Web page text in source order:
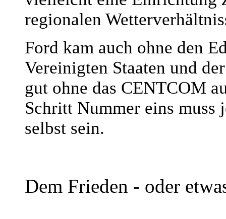
regionalen
Ford kam auch ohne den
Vereinigten Staaten und
gut ohne das CENTCOM
Schritt Nummer eins muss
selbst sein.
Dem Frieden - oder